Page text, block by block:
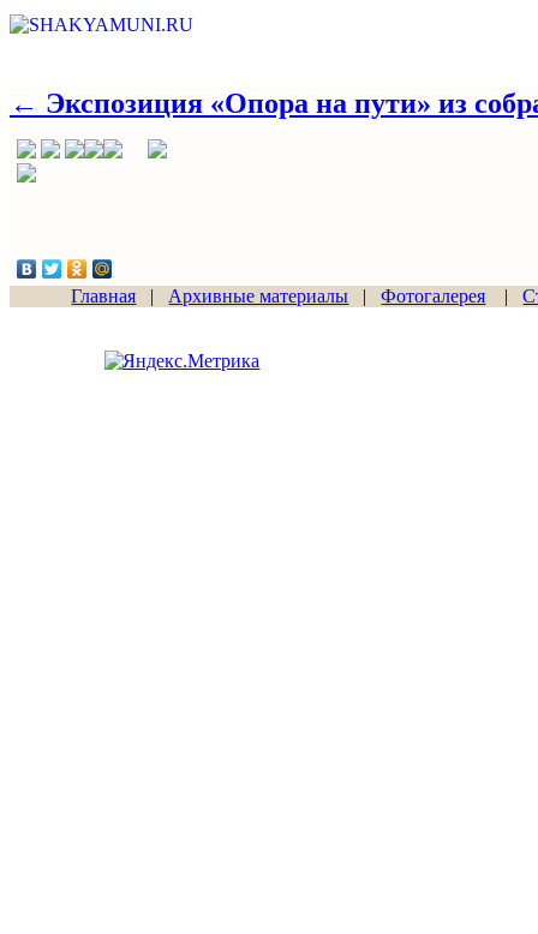
← Экспозиция «Опора на пути» из
Главная | Архивные материалы |Фотогалерея |